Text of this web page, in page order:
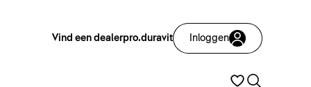
Vind een dealerpro.duravit Inloggen